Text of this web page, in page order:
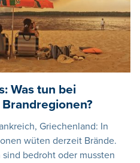
Was tun bei
Griechenland: In
wüten derzeit Brände.
bedroht oder mussten